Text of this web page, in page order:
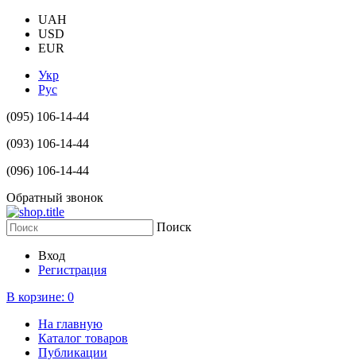
UAH
USD
EUR
Укр
Рус
(095) 106-14-44
(093) 106-14-44
(096) 106-14-44
Обратный звонок
Поиск
Вход
Регистрация
В корзине: 0
На главную
Каталог товаров
Публикации